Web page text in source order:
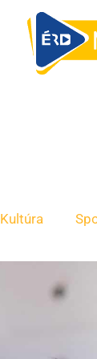
Kultúra